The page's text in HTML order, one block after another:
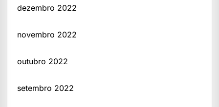
dezembro 2022
novembro 2022
outubro 2022
setembro 2022